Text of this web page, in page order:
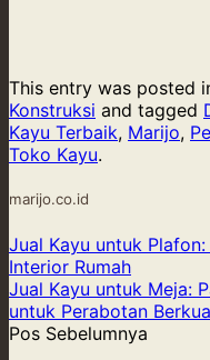
This entry was posted
Konstruksi and tagged
Kayu Terbaik, Marijo,
Toko Kayu.
marijo.co.id
Jual Kayu untuk
Interior Rumah
Jual Kayu untuk Meja:
untuk Perabotan
Pos Sebelumnya